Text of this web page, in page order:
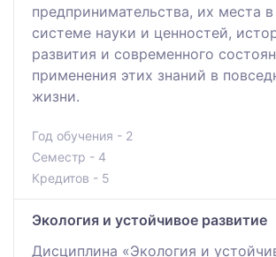
предпринимательства, их места
системе науки и ценностей,
развития и современного
применения этих знаний в
жизни.
Год обучения - 2
Семестр - 4
Кредитов - 5
Экология и устойчивое развитие
Дисциплина «Экология и